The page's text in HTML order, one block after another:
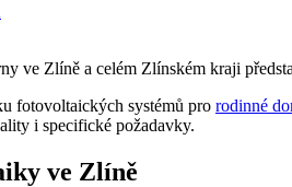
ve Zlíně a celém Zlínském kraji
fotovoltaických systémů pro rodinné
i specifické požadavky.
ve Zlíně